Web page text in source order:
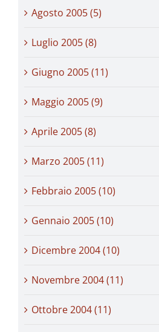
Agosto 2005 (5)
Luglio 2005 (8)
Giugno 2005 (11)
Maggio 2005 (9)
Aprile 2005 (8)
Marzo 2005 (11)
Febbraio 2005 (10)
Gennaio 2005 (10)
Dicembre 2004 (10)
Novembre 2004 (11)
Ottobre 2004 (11)